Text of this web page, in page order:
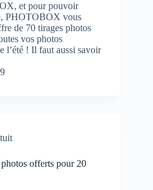
et pour pouvoir
PHOTOBOX vous
de 70 tirages photos
vos photos
l’été ! Il faut aussi savoir
offerts pour 20